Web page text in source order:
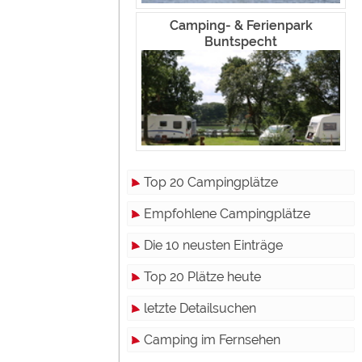
Camping- & Ferienpark
Buntspecht
Top 20 Campingplätze
Empfohlene Campingplätze
Die 10 neusten Einträge
Top 20 Plätze heute
letzte Detailsuchen
Camping im Fernsehen